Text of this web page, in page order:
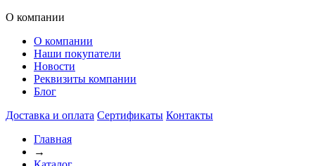
О компании
О компании
Наши покупатели
Новости
Реквизиты компании
Блог
Доставка и оплата Сертификаты Контакты
Главная
→